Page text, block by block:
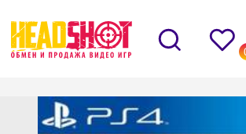
0 0
Назад → Каталог